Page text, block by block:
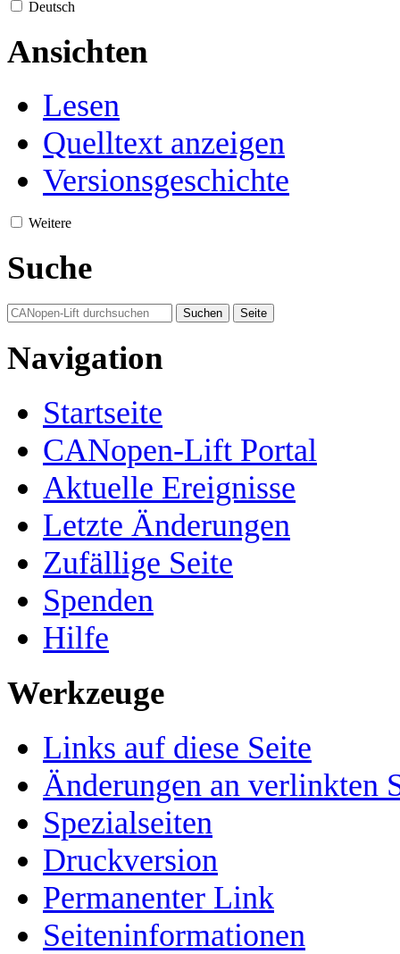
Deutsch
Ansichten
Lesen
Quelltext anzeigen
Versionsgeschichte
Weitere
Suche
Navigation
Startseite
CANopen-Lift Portal
Aktuelle Ereignisse
Letzte Änderungen
Zufällige Seite
Spenden
Hilfe
Werkzeuge
Links auf diese Seite
Änderungen an verlinkten
Spezialseiten
Druckversion
Permanenter Link
Seiten­­informationen